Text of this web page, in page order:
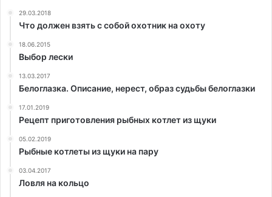
29.03.2018
Что должен взять с собой охотник на охоту
18.06.2015
Выбор лески
13.03.2017
Белоглазка. Описание, нерест, образ судьбы белоглазки
17.01.2019
Рецепт приготовления рыбных котлет из щуки
05.02.2019
Рыбные котлеты из щуки на пару
03.04.2017
Ловля на кольцо